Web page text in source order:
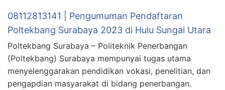
08112813141 | Pengumuman Pendaftaran
Poltekbang Surabaya 2023 di Hulu Sungai Utara
Poltekbang Surabaya – Politeknik Penerbangan
(Poltekbang) Surabaya mempunyai tugas utama
menyelenggarakan pendidikan vokasi, penelitian, dan
pengapdian masyarakat di bidang penerbangan.